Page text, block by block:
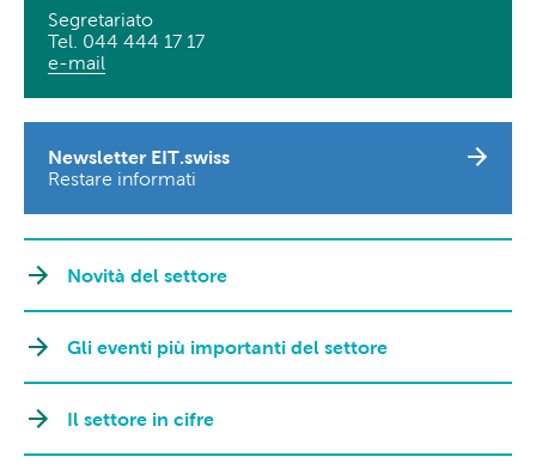
Segretariato
Tel. 044 444 17 17
e-mail
Newsletter EIT.swiss
Restare informati
Novità del settore
Gli eventi più importanti del settore
Il settore in cifre